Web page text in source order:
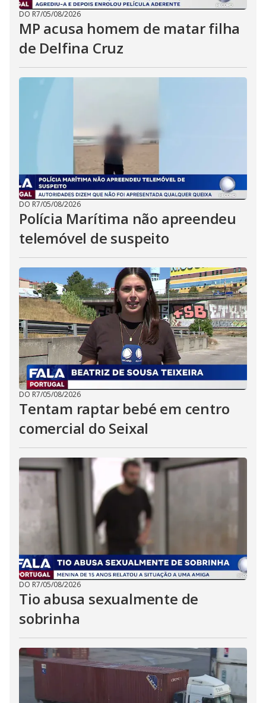
DO R7/05/08/2026
MP acusa homem de matar filha
de Delfina Cruz
DO R7/05/08/2026
Polícia Marítima não apreendeu
telemóvel de suspeito
DO R7/05/08/2026
Tentam raptar bebé em centro
comercial do Seixal
DO R7/05/08/2026
Tio abusa sexualmente de
sobrinha